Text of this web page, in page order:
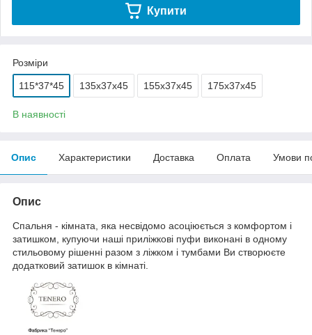
Купити
Розміри
115*37*45 135х37х45 155х37х45 175х37х45
В наявності
Опис Характеристики Доставка Оплата Умови
Опис
Спальня - кімната, яка несвідомо асоціюється з комфортом і
затишком, купуючи наші приліжкові пуфи виконані в одному
стильовому рішенні разом з ліжком і тумбами Ви створюєте
додатковий затишок в кімнаті.